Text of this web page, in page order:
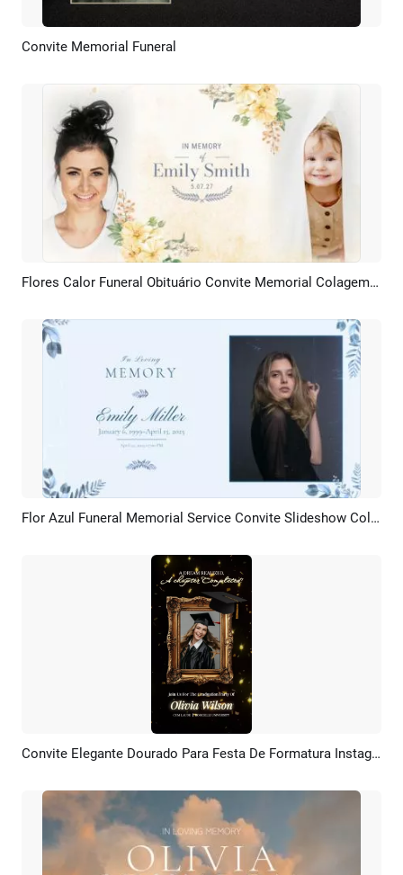
Pré-visualizar
Convite Memorial Funeral
Pré-visualizar Criar IA Flores Calor Funeral Obituário Convite Memorial Colagem Apresentação De Slides
Pré-visualizar Criar IA Flor Azul Funeral Memorial Service Convite Slideshow Colagem
Pré-visualizar Criar IA Convite Elegante Dourado Para Festa De Formatura Instagram, TikTok E Reel